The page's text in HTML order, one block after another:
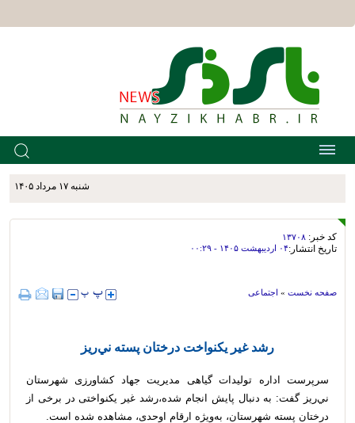
شنبه ۱۷ مرداد ۱۴۰۵
کد خبر: ۱۳۷۰۸
تاریخ انتشار:۰۴ ارديبهشت ۱۴۰۵ - ۰۰:۲۹
صفحه نخست » اجتماعی
رشد غیر یکنواخت درختان پسته ني‌ریز
سرپرست اداره تولیدات گیاهی مدیریت جهاد کشاورزی شهرستان
ني‌ريز گفت: به دنبال پایش انجام شده،رشد غیر یکنواختی در برخی از
درختان پسته شهرستان، به‌ویژه ارقام اوحدی، مشاهده شده است.